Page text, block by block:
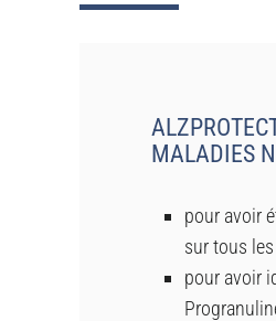
MALADIES
pour avoir
sur tous
pour avoir